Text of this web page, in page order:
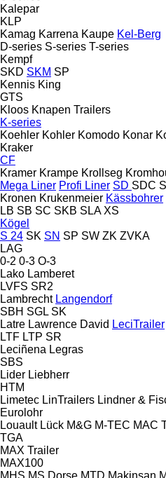
Kalepar
KLP
Kamag Karrena Kaupe Kel-Berg
D-series S-series T-series
Kempf
SKD SKM SP
Kennis King
GTS
Kloos Knapen Trailers
K-series
Koehler Kohler Komodo Konar
Kraker
CF
Kramer Krampe Krollseg
Mega Liner Profi Liner SD SDC
Kronen Krukenmeier Kässbohrer
LB SB SC SKB SLA XS
Kögel
S 24 SK SN SP SW ZK ZVKA
LAG
0-2 0-3 O-3
Lako Lamberet
LVFS SR2
Lambrecht Langendorf
SBH SGL SK
Latre Lawrence David LeciTrailer
LTF LTP SR
Leciñena Legras
SBS
Lider Liebherr
HTM
Limetec LinTrailers Lindner &
Eurolohr
Louault Lück M&G M-TEC MAC
TGA
MAX Trailer
MAX100
MHS MS Dorse MTD Makinsan